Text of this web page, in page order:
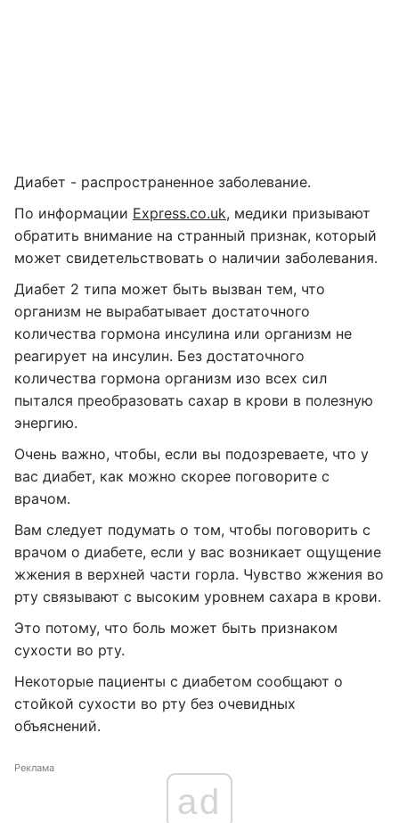
Диабет - распространенное заболевание.
По информации Express.co.uk, медики призывают
обратить внимание на странный признак, который
может свидетельствовать о наличии заболевания.
Диабет 2 типа может быть вызван тем, что
организм не вырабатывает достаточного
количества гормона инсулина или организм не
реагирует на инсулин. Без достаточного
количества гормона организм изо всех сил
пытался преобразовать сахар в крови в полезную
энергию.
Очень важно, чтобы, если вы подозреваете, что у
вас диабет, как можно скорее поговорите с
врачом.
Вам следует подумать о том, чтобы поговорить с
врачом о диабете, если у вас возникает ощущение
жжения в верхней части горла. Чувство жжения во
рту связывают с высоким уровнем сахара в крови.
Это потому, что боль может быть признаком
сухости во рту.
Некоторые пациенты с диабетом сообщают о
стойкой сухости во рту без очевидных
объяснений.
Реклама
ad